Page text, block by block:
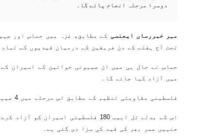
دوسرا مرحلہ انجام پائے گا۔
مہر خبررساں ایجنسی کے مطابق، غزہ میں حماس اور
تحت آج ہفتے کے دن فریقین کے درمیان قیدیوں کے
حماس نے حال ہی میں ان صیہونی خواتین کے اسیران
میں آزاد کیا جائے گا۔
فلسطینی مقاومتی تنظیم کے مطابق اس مرحلے میں 4 صیہونی فوجی خواتین آزاد کی جائیں گی۔
جنہیں عمر بھر کی قید کی سزا دی گئی ہے۔